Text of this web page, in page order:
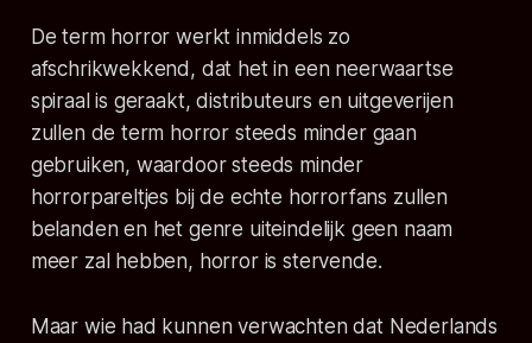
De term horror werkt inmiddels zo
afschrikwekkend, dat het in een neerwaartse
spiraal is geraakt, distributeurs en uitgeverijen
zullen de term horror steeds minder gaan
gebruiken, waardoor steeds minder
horrorpareltjes bij de echte horrorfans zullen
belanden en het genre uiteindelijk geen naam
meer zal hebben, horror is stervende.
Maar wie had kunnen verwachten dat Nederlands